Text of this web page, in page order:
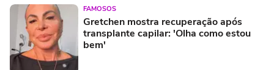
FAMOSOS
Gretchen mostra recuperação após
transplante capilar: 'Olha como estou
bem'